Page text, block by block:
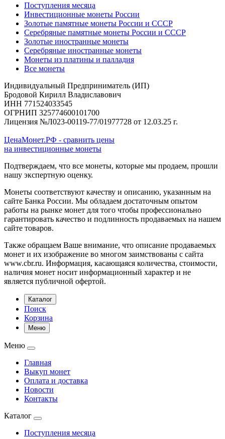
Поступления месяца
Инвестиционные монеты России
Золотые памятные монеты России и СССР
Серебряные памятные монеты России и СССР
Золотые иностранные монеты
Серебряные иностранные монеты
Монеты из платины и палладия
Все монеты
Индивидуальный Предприниматель (ИП)
Бродовой Кирилл Владиславович
ИНН 771524033545
ОГРНИП 325774600101700
Лицензия №Л023-00119-77/01977728 от 12.03.25 г.
ЦенаМонет.РФ - сравнить цены
на инвестиционные монеты
Подтверждаем, что все монеты, которые мы продаем, прошли
нашу экспертную оценку.
Монеты соответствуют качеству и описанию, указанным на
сайте Банка России. Мы обладаем достаточным опытом
работы на рынке монет для того чтобы профессионально
гарантировать качество и подлинность продаваемых на нашем
сайте товаров.
Также обращаем Ваше внимание, что описание продаваемых
монет и их изображение во многом заимствованы с сайта
www.cbr.ru. Информация, касающаяся количества, стоимости,
наличия монет носит информационный характер и не
является публичной офертой.
Каталог
Поиск
Корзина
Меню
Меню
Главная
Выкуп монет
Оплата и доставка
Новости
Контакты
Каталог
Поступления месяца